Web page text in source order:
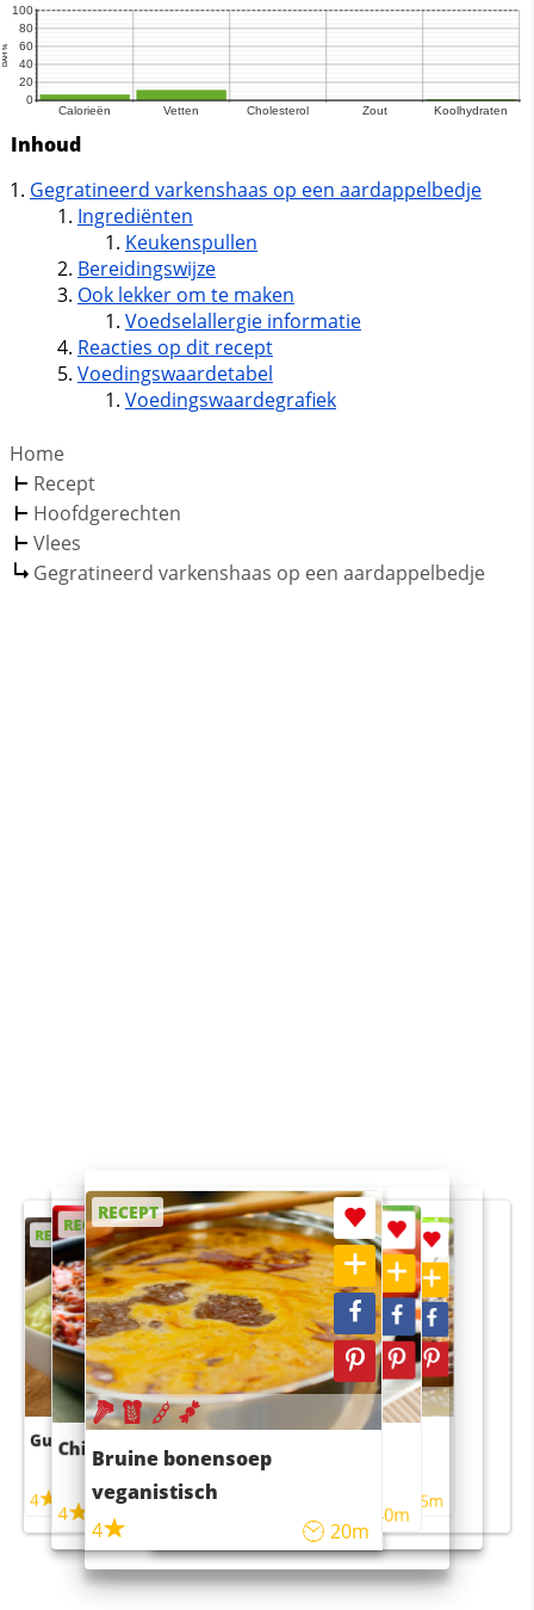
Inhoud
Gegratineerd varkenshaas op een aardappelbedje
Ingrediënten
Keukenspullen
Bereidingswijze
Ook lekker om te maken
Voedselallergie informatie
Reacties op dit recept
Voedingswaardetabel
Voedingswaardegrafiek
Home
Recept
Hoofdgerechten
Vlees
Gegratineerd varkenshaas op een aardappelbedje
RECEPT
Guacamole
4
RECEPT
Chili con carne
4 45m
RECEPT
Bruine bonensoep
veganistisch
4
20m
RECEPT
Sushi rijstsalade
maaltijdsalade
40m
RECEPT
4 55m